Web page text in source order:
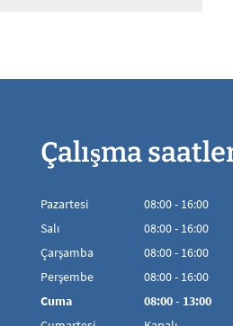
Çalışma
Pazartesi 08:00- 16:00
08:00'den
Salı 08:00- 16:00
08:00'den
Çarşamba 08:00- 16:00
08:00'den
Perşembe 08:00- 16:00
08:00'den
Cuma 08:00- 13:00
08:00 - 13:00 arası